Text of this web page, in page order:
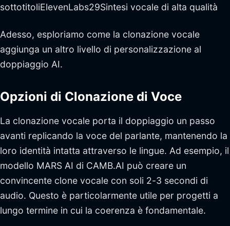
sottotitoliElevenLabs29Sintesi vocale di alta qualità
Adesso, esploriamo come la clonazione vocale
aggiunga un altro livello di personalizzazione al
doppiaggio AI.
Opzioni di Clonazione di Voce
La clonazione vocale porta il doppiaggio un passo
avanti replicando la voce del parlante, mantenendo la
loro identità intatta attraverso le lingue. Ad esempio, il
modello MARS AI di CAMB.AI può creare un
convincente clone vocale con soli 2-3 secondi di
audio. Questo è particolarmente utile per progetti a
lungo termine in cui la coerenza è fondamentale.